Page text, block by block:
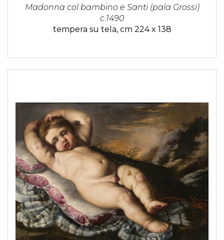
Madonna col bambino e Santi (pala Grossi)
c.1490
tempera su tela, cm 224 x 138